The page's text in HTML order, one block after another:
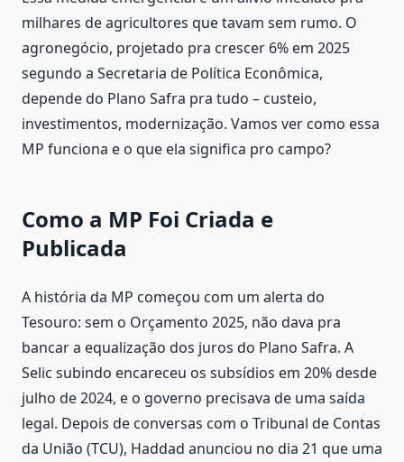
milhares de agricultores que tavam sem rumo. O
agronegócio, projetado pra crescer 6% em 2025
segundo a Secretaria de Política Econômica,
depende do Plano Safra pra tudo – custeio,
investimentos, modernização. Vamos ver como essa
MP funciona e o que ela significa pro campo?
Como a MP Foi Criada e
Publicada
A história da MP começou com um alerta do
Tesouro: sem o Orçamento 2025, não dava pra
bancar a equalização dos juros do Plano Safra. A
Selic subindo encareceu os subsídios em 20% desde
julho de 2024, e o governo precisava de uma saída
legal. Depois de conversas com o Tribunal de Contas
da União (TCU), Haddad anunciou no dia 21 que uma